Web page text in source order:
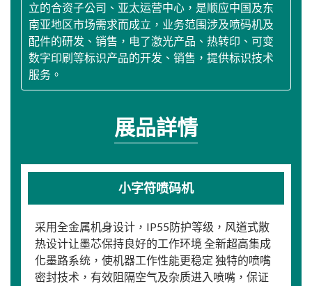
立的合资子公司、亚太运营中心，是顺应中国及东
南亚地区市场需求而成立，业务范围涉及喷码机及
配件的研发、销售，电了激光产品、热转印、可变
数字印刷等标识产品的开发、销售，提供标识技术
服务。
展品詳情
小字符喷码机
采用全金属机身设计，IP55防护等级，风道式散
热设计让墨芯保持良好的工作环境 全新超高集成
化墨路系统，使机器工作性能更稳定 独特的喷嘴
密封技术，有效阻隔空气及杂质进入喷嘴，保证